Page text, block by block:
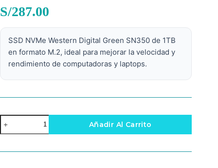
S/287.00
SSD NVMe Western Digital Green SN350 de 1TB
en formato M.2, ideal para mejorar la velocidad y
rendimiento de computadoras y laptops.
SSD
NVMe
Western
Green
Añadir Al Carrito